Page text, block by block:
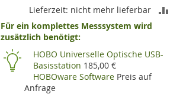
Lieferzeit: nicht mehr lieferbar
Für ein komplettes Messsystem wird
zusätzlich benötigt:
HOBO Universelle Optische USB-
Basisstation 185,00 €
HOBOware Software Preis auf
Anfrage